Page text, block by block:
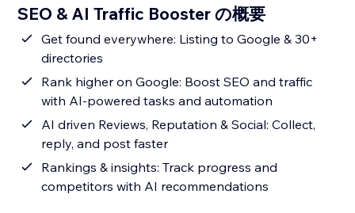
SEO & AI Traffic Booster の概要
Get found everywhere: Listing to Google & 30+
directories
Rank higher on Google: Boost SEO and traffic
with AI-powered tasks and automation
AI driven Reviews, Reputation & Social: Collect,
reply, and post faster
Rankings & insights: Track progress and
competitors with AI recommendations